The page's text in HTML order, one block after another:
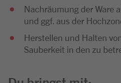
Nachräumung der Ware
und ggf. aus der
Herstellen und Halten
Sauberkeit in den zu